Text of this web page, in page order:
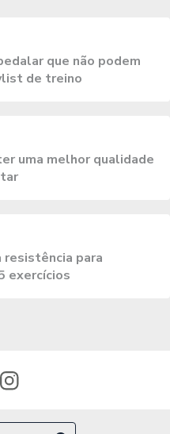
que não podem
de treino
uma melhor qualidade
resistência para
exercícios